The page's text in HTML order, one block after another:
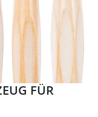
FÜR